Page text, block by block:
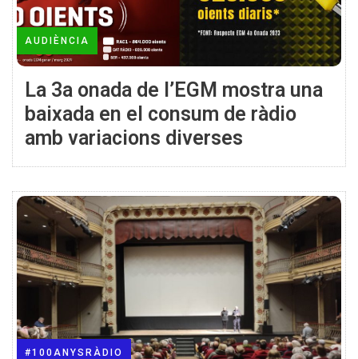
AUDIÈNCIA
La 3a onada de l’EGM mostra una
baixada en el consum de ràdio
amb variacions diverses
#100ANYSRÀDIO